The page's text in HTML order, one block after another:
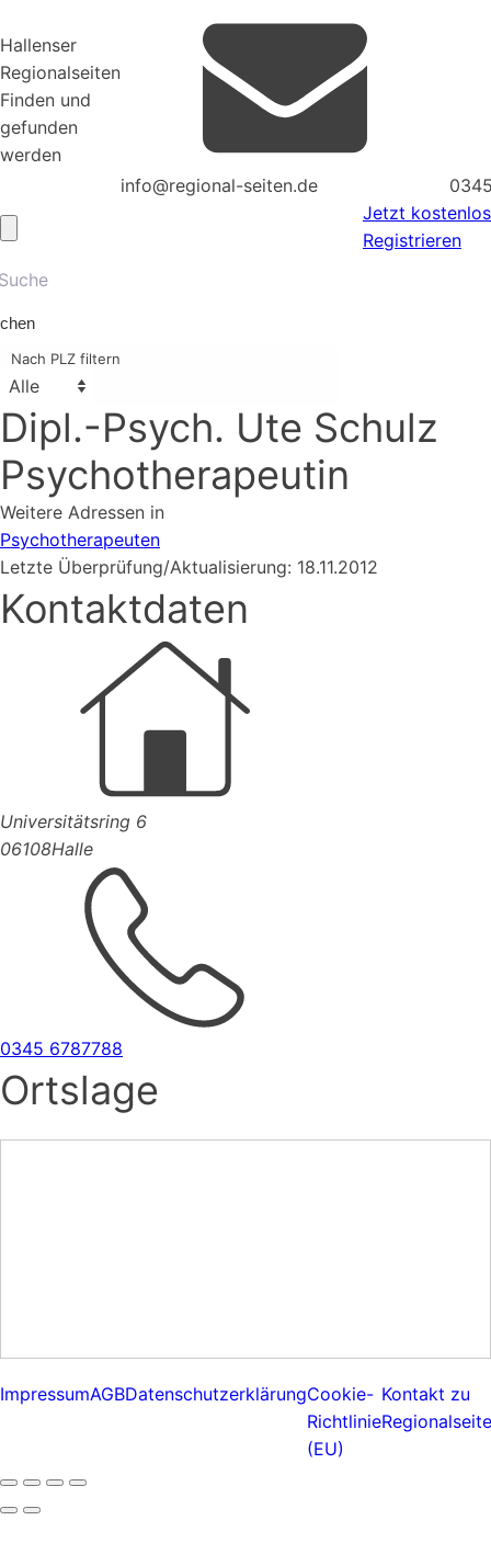
Hallenser
Regionalseiten
Finden und
gefunden
werden
info@regional-seiten.de
Jetzt kostenlos
Registrieren
Nach PLZ filtern
Dipl.-Psych. Ute Schulz
Psychotherapeutin
Weitere Adressen in
Psychotherapeuten
Letzte Überprüfung/Aktualisierung: 18.11.2012
Kontaktdaten
Universitätsring 6
06108Halle
0345 6787788
Ortslage
ImpressumAGBDatenschutzerklärungCookie-
Richtlinie
(EU)
Kontakt zu